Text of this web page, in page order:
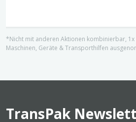
*Nicht mit anderen Aktionen kombinierbar,
Maschinen, Geräte & Transporthilfen
TransPak